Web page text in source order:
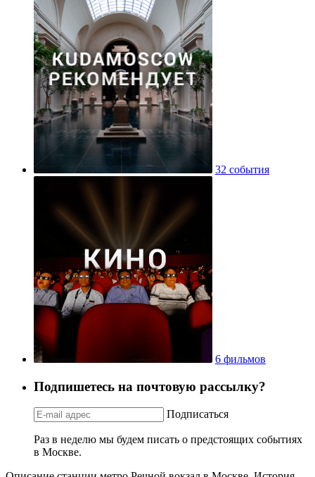
32 события
6 фильмов
Подпишетесь на почтовую рассылку?
Подписаться
Раз в неделю мы будем писать о предстоящих событиях
в Москве.